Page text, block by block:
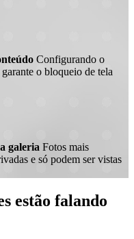
Configurando o
o bloqueio de tela
galeria Fotos mais
e só podem ser vistas
estão falando